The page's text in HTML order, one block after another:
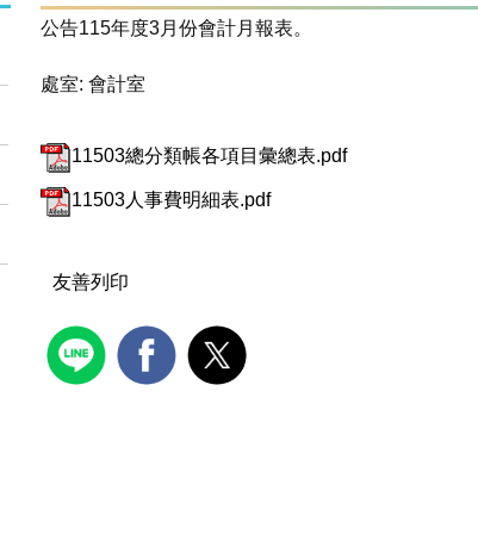
公告115年度3月份會計月報表。
處室: 會計室
11503總分類帳各項目彙總表.pdf
11503人事費明細表.pdf
友善列印